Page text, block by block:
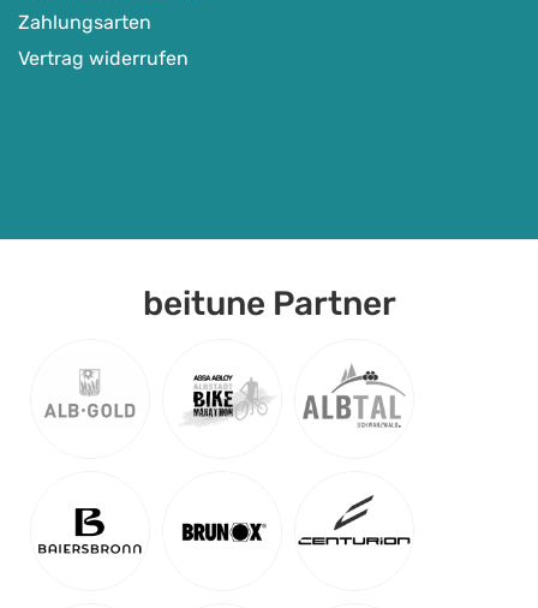
Zahlungsarten
Vertrag widerrufen
beitune Partner